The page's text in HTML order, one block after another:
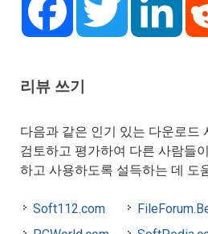
리뷰 쓰기
다음과 같은 인기 있는 다운로드
검토하고 평가하여 다른 사람들
하고 사용하도록 설득하는 데 도
Soft112.com